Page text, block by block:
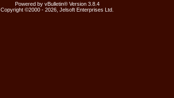
Powered by vBulletin® Version 3.8.4
Copyright ©2000 - 2026, Jelsoft Enterprises Ltd.